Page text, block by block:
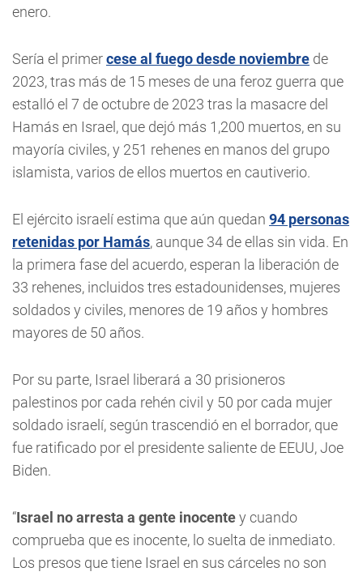
enero.
Sería el primercese al fuego desde noviembre de
2023, tras más de 15 meses de una feroz guerra que
estalló el 7 de octubre de 2023 tras la masacre del
Hamás en Israel, que dejó más 1,200 muertos, en su
mayoría civiles, y 251 rehenes en manos del grupo
islamista, varios de ellos muertos en cautiverio.
El ejército israelí estima que aún quedan 94 personas
retenidas por Hamás, aunque 34 de ellas sin vida. En
la primera fase del acuerdo, esperan la liberación de
33 rehenes, incluidos tres estadounidenses, mujeres
soldados y civiles, menores de 19 años y hombres
mayores de 50 años.
Por su parte, Israel liberará a 30 prisioneros
palestinos por cada rehén civil y 50 por cada mujer
soldado israelí, según trascendió en el borrador, que
fue ratificado por el presidente saliente de EEUU, Joe
Biden.
“Israel no arresta a gente inocentey cuando
comprueba que es inocente, lo suelta de inmediato.
Los presos que tiene Israel en sus cárceles no son